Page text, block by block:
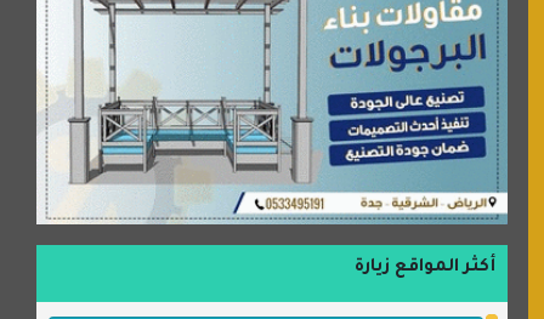
أكثر المواقع زيارة